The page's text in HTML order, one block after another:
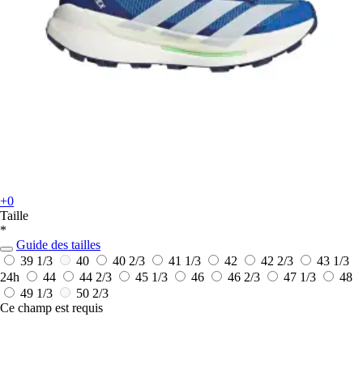
+0
Taille
*
Guide des tailles
39 1/3
40 40 2/3 41 1/3 42 42 2/3
43 1/3
24h
44 44 2/3 45 1/3 46 46 2/3 47 1/3
48
49 1/3
50 2/3
Ce champ est requis